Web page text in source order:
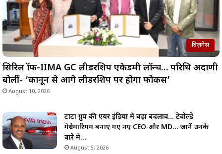
बिज़नेस
सिरिल श्रॉफ-IIMA GC लीडरशिप एकेडमी लॉन्च… परिधि अदाणी
बोलीं- ‘कानून से आगे लीडरशिप पर होगा फोकस’
August 10, 2026
टाटा ग्रुप की एयर इंडिया में बड़ा बदलाव… टेवोल्डे
गेब्रेमारियम बनाए गए नए CEO और MD… जानें उनके
बारे में…
August 5, 2026